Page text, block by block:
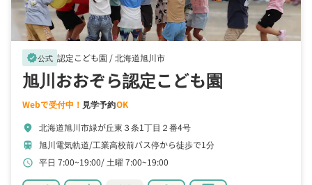
verified公式 認定こども園 /北海道旭川市
旭川おおぞら認定こども園
Webで受付中！ 見学予約OK
location_on 北海道旭川市緑が丘東３条1丁目２番4号
train 旭川電気軌道/工業高校前バス停から徒歩で1分
schedule 平日 7:00~19:00 土曜 7:00~19:00